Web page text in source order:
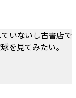
いないし古書店で
を見てみたい。